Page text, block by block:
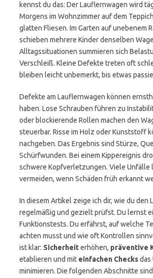
kennst du das: Der Lauflernwagen wird
Morgens im Wohnzimmer auf dem
glatten Fliesen. Im Garten auf unebenem
schieben mehrere Kinder denselben
Alltagssituationen summieren sich
Verschleiß. Kleine Defekte treten oft
bleiben leicht unbemerkt, bis etwas
Defekte am Lauflernwagen können
haben. Lose Schrauben führen zu
oder blockierende Rollen machen den
steuerbar. Risse im Holz oder Kunststoff
nachgeben. Das Ergebnis sind Stürze,
Schürfwunden. Bei einem Kippereignis
schwere Kopfverletzungen. Viele Unfälle
vermeiden, wenn Schäden früh erkannt
In diesem Artikel zeige ich dir, wie du den
regelmäßig und gezielt prüfst. Du lernst
Funktionstests. Du erfährst, auf welche
achten musst und wie oft Kontrollen
ist klar: Sicherheiterhöhen, präventive
etablieren und mit einfachen Checksdas
minimieren. Die folgenden Abschnitte